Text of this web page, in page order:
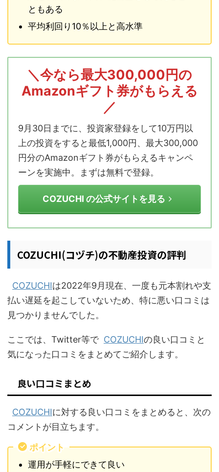
ともある
平均利回り10％以上と高水準
＼今なら最大300,000円の
Amazonギフト券がもらえる
／
9月30日までに、投資家登録をして10万円以
上の投資をすると最低1,000円、最大300,000
円分のAmazonギフト券がもらえるキャンペ
ーンを実施中。まずは無料で登録。
COZUCHI の公式サイトを見る
COZUCHI(コヅチ)の不動産投資の評判
COZUCHIは2022年9月現在、一度も元本割れや支
払い遅延を起こしていないため、特に悪い口コミは
見つかりませんでした。
ここでは、Twitter等で COZUCHIの良い口コミと
気になった口コミをまとめてご紹介します。
良い口コミまとめ
COZUCHIに対する良い口コミをまとめると、次の
コメントが目立ちます。
ポイント
運用が手軽にできて良い